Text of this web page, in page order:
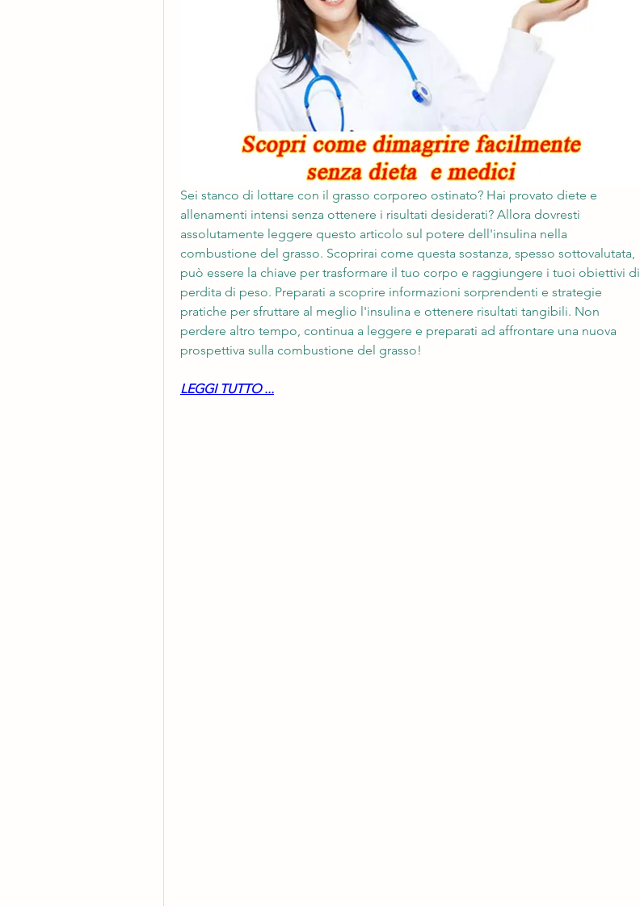
Sei stanco di lottare con il grasso corporeo ostinato? Hai provato diete e
allenamenti intensi senza ottenere i risultati desiderati? Allora dovresti
assolutamente leggere questo articolo sul potere dell'insulina nella
combustione del grasso. Scoprirai come questa sostanza, spesso sottovalutata,
può essere la chiave per trasformare il tuo corpo e raggiungere i tuoi obiettivi di
perdita di peso. Preparati a scoprire informazioni sorprendenti e strategie
pratiche per sfruttare al meglio l'insulina e ottenere risultati tangibili. Non
perdere altro tempo, continua a leggere e preparati ad affrontare una nuova
prospettiva sulla combustione del grasso!
LEGGI TUTTO ...